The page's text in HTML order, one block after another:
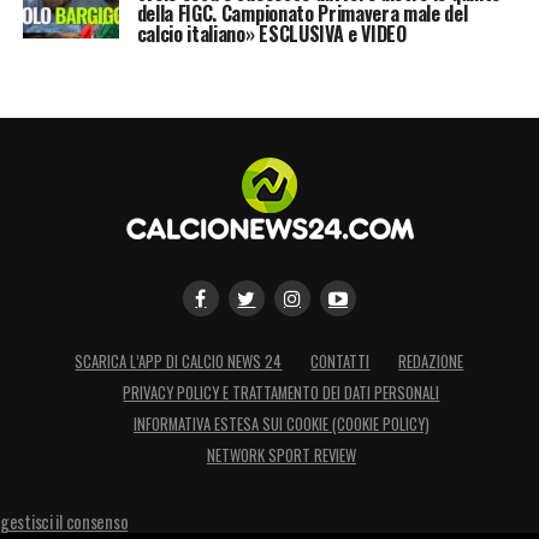
della FIGC. Campionato Primavera male del
calcio italiano» ESCLUSIVA e VIDEO
SCARICA L’APP DI CALCIO NEWS 24 CONTATTI
REDAZIONE
PRIVACY POLICY E TRATTAMENTO DEI DATI PERSONALI
INFORMATIVA ESTESA SUI COOKIE (COOKIE POLICY)
NETWORK SPORT REVIEW
gestisci il consenso